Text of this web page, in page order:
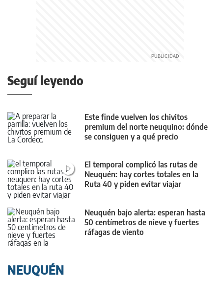
Seguí leyendo
Este finde vuelven los chivitos
premium del norte neuquino: dónde
se consiguen y a qué precio
El temporal complicó las rutas de
Neuquén: hay cortes totales en la
Ruta 40 y piden evitar viajar
Neuquén bajo alerta: esperan hasta
50 centímetros de nieve y fuertes
ráfagas de viento
NEUQUÉN